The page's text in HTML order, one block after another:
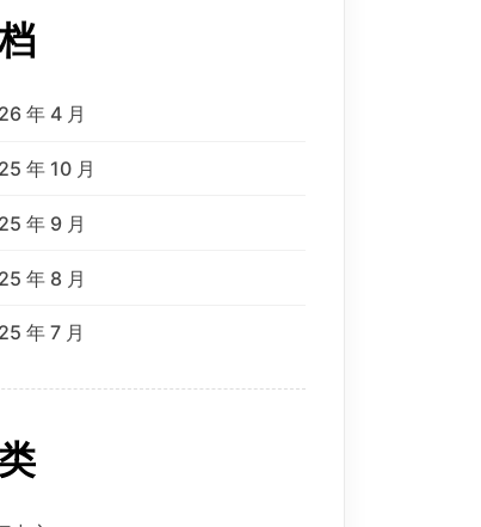
年 4 月
年 10 月
年 9 月
年 8 月
年 7 月